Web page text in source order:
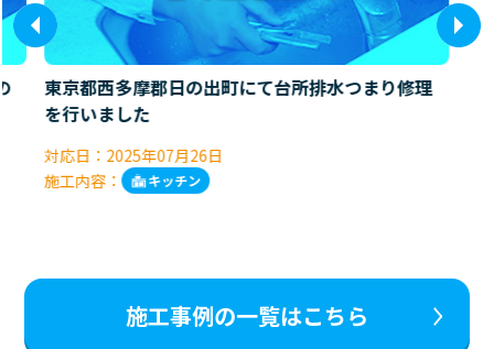
東京都西多摩郡日の出町にて台所排水つまり修理
を行いました
対応日： 2025年07月26日
施工内容：
キッチン
施工事例の一覧はこちら